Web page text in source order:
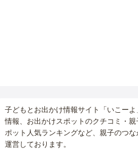
子どもとお出かけ情報サイト「いこー
情報、お出かけスポットのクチコミ・
ポット人気ランキングなど、親子のつ
運営しております。